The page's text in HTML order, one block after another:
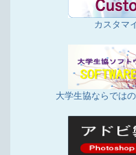
カスタマ
大学生協ならでは